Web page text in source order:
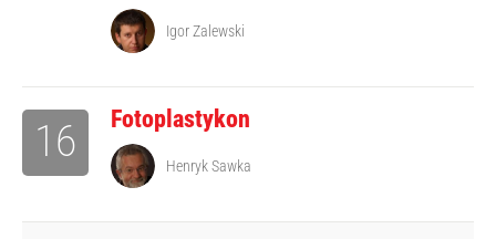
Igor Zalewski
Fotoplastykon
16 Henryk Sawka